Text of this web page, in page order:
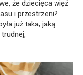
że dziecięca więź
i przestrzeni?
już taka, jaką
trudnej,